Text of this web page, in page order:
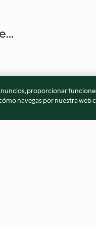
proporcionar
navegas por nuestra web